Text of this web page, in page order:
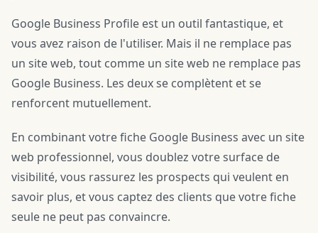
Google Business Profile est un outil fantastique, et
vous avez raison de l'utiliser. Mais il ne remplace pas
un site web, tout comme un site web ne remplace pas
Google Business. Les deux se complètent et se
renforcent mutuellement.
En combinant votre fiche Google Business avec un site
web professionnel, vous doublez votre surface de
visibilité, vous rassurez les prospects qui veulent en
savoir plus, et vous captez des clients que votre fiche
seule ne peut pas convaincre.